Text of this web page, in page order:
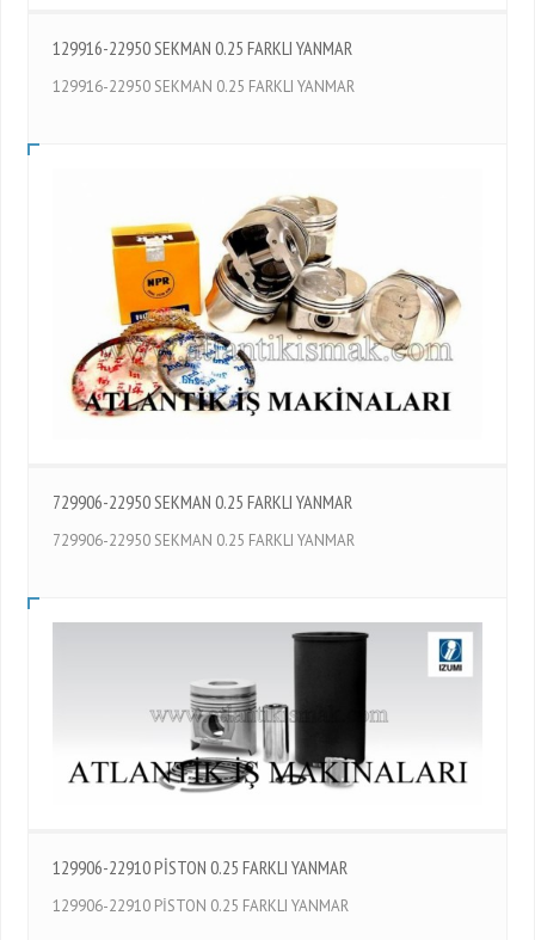
129916-22950 SEKMAN 0.25 FARKLI YANMAR
129916-22950 SEKMAN 0.25 FARKLI YANMAR
729906-22950 SEKMAN 0.25 FARKLI YANMAR
729906-22950 SEKMAN 0.25 FARKLI YANMAR
129906-22910 PİSTON 0.25 FARKLI YANMAR
129906-22910 PİSTON 0.25 FARKLI YANMAR